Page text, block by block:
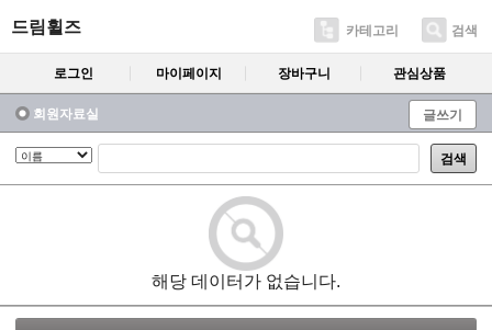
드림휠즈 카테고리 검색
로그인 마이페이지 장바구니 관심상품
회원자료실 글쓰기
검색
해당 데이터가 없습니다.